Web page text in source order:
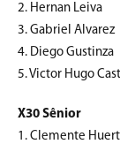
2. Hernan Leiva
3. Gabriel Alvarez
4. Diego Gustinza
5. Victor Hugo
X30 Sênior
1. Clemente